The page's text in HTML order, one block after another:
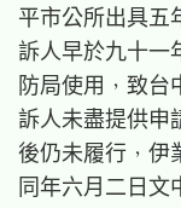
平市公所出具五
訴人早於九十一
防局使用，致台
訴人未盡提供申
後仍未履行，伊
同年六月二日文